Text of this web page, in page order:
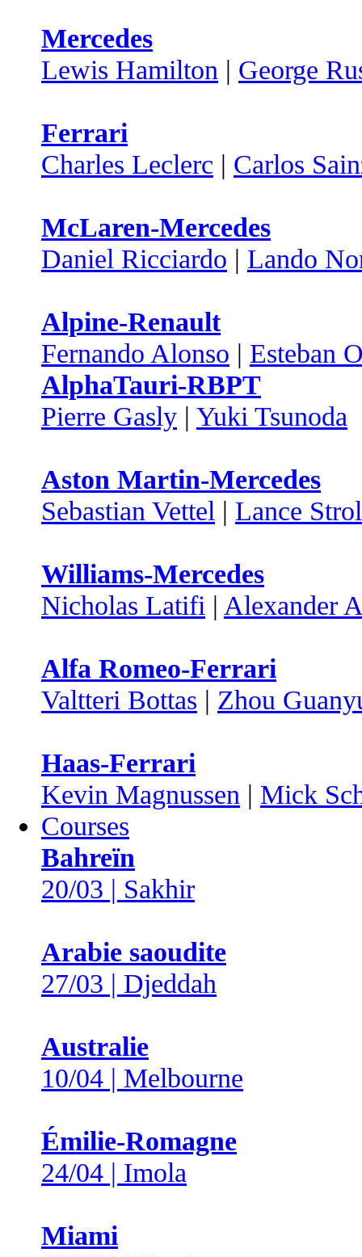
Mercedes
Lewis Hamilton | George
Ferrari
Charles Leclerc | Carlos
McLaren-Mercedes
Daniel Ricciardo | Lando
Alpine-Renault
Fernando Alonso | Esteban
AlphaTauri-RBPT
Pierre Gasly | Yuki Tsunoda
Aston Martin-Mercedes
Sebastian Vettel | Lance
Williams-Mercedes
Nicholas Latifi | Alexander
Alfa Romeo-Ferrari
Valtteri Bottas | Zhou
Haas-Ferrari
Kevin Magnussen | Mick
Courses
Bahreïn
20/03 | Sakhir
Arabie saoudite
27/03 | Djeddah
Australie
10/04 | Melbourne
Émilie-Romagne
24/04 | Imola
Miami